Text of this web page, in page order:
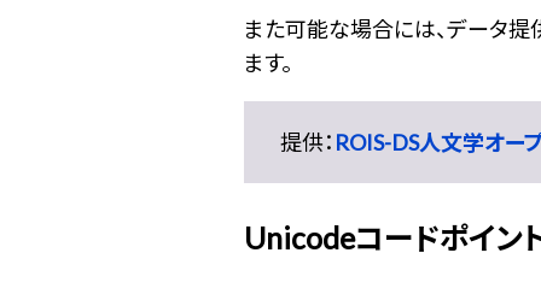
また可能な場合には、データ
ます。
提供： ROIS-DS人文学オー
Unicodeコードポイン